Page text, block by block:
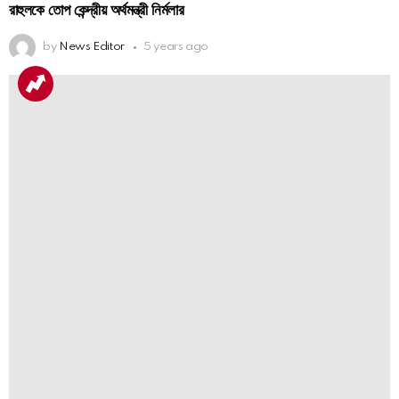
রাহুলকে তোপ কেন্দ্রীয় অর্থমন্ত্রী নির্মলার
by News Editor 5 years ago